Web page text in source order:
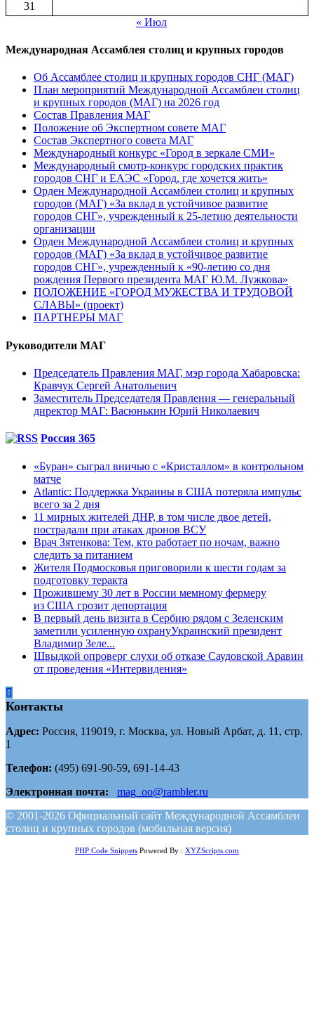
31
« Июл
Международная Ассамблея столиц и крупных городов
Об Ассамблее столиц и крупных городов СНГ (МАГ)
План мероприятий Международной Ассамблеи столиц
и крупных городов (МАГ) на 2026 год
Состав Правления МАГ
Положение об Экспертном совете МАГ
Состав Экспертного совета МАГ
Международный конкурс «Город в зеркале СМИ»
Международный смотр-конкурс городских практик
городов СНГ и ЕАЭС «Город, где хочется жить»
Орден Международной Ассамблеи столиц и крупных
городов (МАГ) «За вклад в устойчивое развитие
городов СНГ», учрежденный к 25-летию деятельности
организации
Орден Международной Ассамблеи столиц и крупных
городов (МАГ) «За вклад в устойчивое развитие
городов СНГ», учрежденный к «90-летию со дня
рождения Первого президента МАГ Ю.М. Лужкова»
ПОЛОЖЕНИЕ «ГОРОД МУЖЕСТВА И ТРУДОВОЙ
СЛАВЫ» (проект)
ПАРТНЕРЫ МАГ
Руководители МАГ
Председатель Правления МАГ, мэр города Хабаровска:
Кравчук Сергей Анатольевич
Заместитель Председателя Правления — генеральный
директор МАГ: Васюнькин Юрий Николаевич
Россия 365
«Буран» сыграл вничью с «Кристаллом» в контрольном
матче
Atlantic: Поддержка Украины в США потеряла импульс
всего за 2 дня
11 мирных жителей ДНР, в том числе двое детей,
пострадали при атаках дронов ВСУ
Врач Зятенкова: Тем, кто работает по ночам, важно
следить за питанием
Жителя Подмосковья приговорили к шести годам за
подготовку теракта
Прожившему 30 лет в России мемному фермеру
из США грозит депортация
В первый день визита в Сербию рядом с Зеленским
заметили усиленную охрануУкраинский президент
Владимир Зеле...
Швыдкой опроверг слухи об отказе Саудовской Аравии
от проведения «Интервидения»
Контакты
Адрес: Россия, 119019, г. Москва, ул. Новый Арбат, д. 11, стр.
1
Телефон: (495) 691-90-59, 691-14-43
Электронная почта:
mag_oo@rambler.ru
© 2001-2026 Официальный сайт Международной Ассамблеи
столиц и крупных городов (мобильная версия)
PHP Code Snippets Powered By : XYZScripts.com